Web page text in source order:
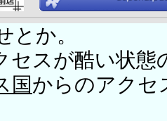
とか。
セスが酷い状態
国からのアクセ